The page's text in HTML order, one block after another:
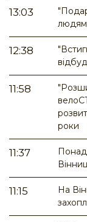
13:03
людям
12:38
11:58
роки
11:37
Понад
11:15
На